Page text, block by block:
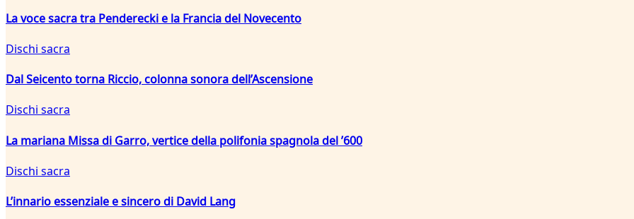
La voce sacra tra Penderecki e la Francia del Novecento
Dischi sacra
Dal Seicento torna Riccio, colonna sonora dell’Ascensione
Dischi sacra
La mariana Missa di Garro, vertice della polifonia spagnola del ’600
Dischi sacra
L’innario essenziale e sincero di David Lang